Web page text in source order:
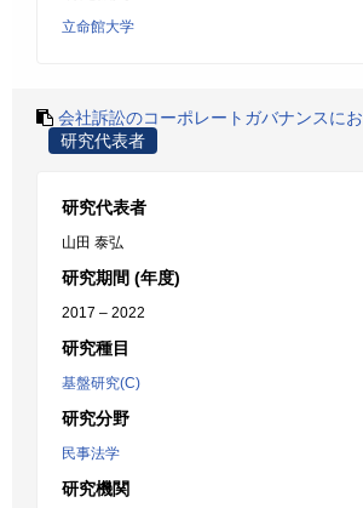
立命館大学
会社訴訟のコーポレートガバナンスに
研究代表者
研究代表者
山田 泰弘
研究期間 (年度)
2017 – 2022
研究種目
基盤研究(C)
研究分野
民事法学
研究機関